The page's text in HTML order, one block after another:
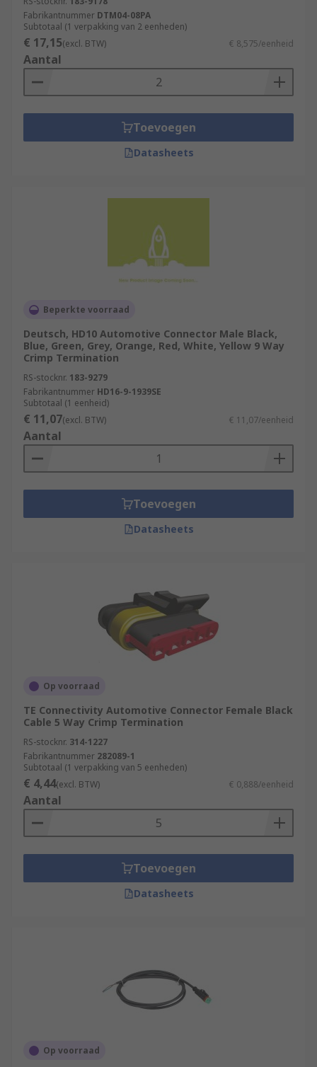
Fabrikantnummer DTM04-08PA
Subtotaal (1 verpakking van 2 eenheden)
€ 17,15(excl. BTW) € 8,575/eenheid
Aantal
Toevoegen
Datasheets
Beperkte voorraad
Deutsch, HD10 Automotive Connector Male Black,
Blue, Green, Grey, Orange, Red, White, Yellow 9 Way
Crimp Termination
RS-stocknr. 183-9279
Fabrikantnummer HD16-9-1939SE
Subtotaal (1 eenheid)
€ 11,07(excl. BTW) € 11,07/eenheid
Aantal
Toevoegen
Datasheets
Op voorraad
TE Connectivity Automotive Connector Female Black
Cable 5 Way Crimp Termination
RS-stocknr. 314-1227
Fabrikantnummer 282089-1
Subtotaal (1 verpakking van 5 eenheden)
€ 4,44(excl. BTW) € 0,888/eenheid
Aantal
Toevoegen
Datasheets
Op voorraad